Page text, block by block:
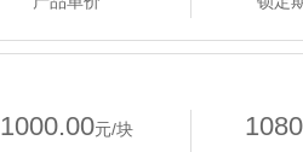
1000.00元/块
1080